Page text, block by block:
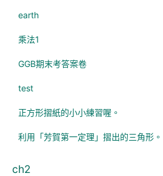
earth
乘法1
GGB期末考答案卷
test
正方形摺紙的小小練習喔。
利用「芳賀第一定理」摺出的三角形。
ch2